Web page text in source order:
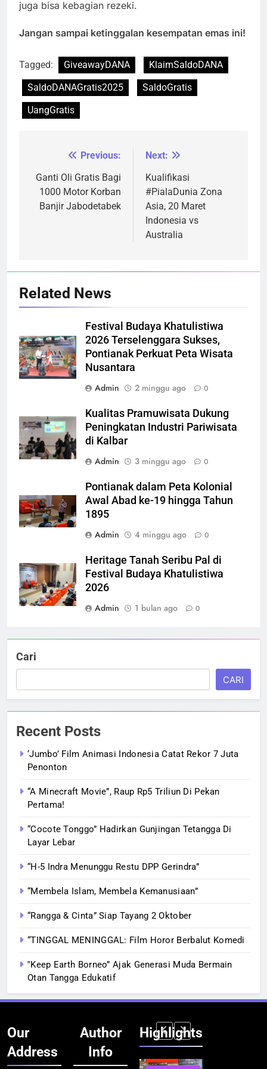
juga bisa kebagian rezeki.
Jangan sampai ketinggalan kesempatan emas ini!
Tagged: GiveawayDANA
KlaimSaldoDANA
SaldoDANAGratis2025
SaldoGratis
UangGratis
Navigasi
pos
Previous:
Ganti Oli Gratis Bagi
1000 Motor Korban
Banjir Jabodetabek
Next:
Kualifikasi
#PialaDunia Zona
Asia, 20 Maret
Indonesia vs
Australia
Related News
Festival Budaya Khatulistiwa
2026 Terselenggara Sukses,
Pontianak Perkuat Peta Wisata
Nusantara
Admin
2 minggu ago 0
Kualitas Pramuwisata Dukung
Peningkatan Industri Pariwisata
di Kalbar
Admin
3 minggu ago 0
Pontianak dalam Peta Kolonial
Awal Abad ke-19 hingga Tahun
1895
Admin
4 minggu ago 0
Heritage Tanah Seribu Pal di
Festival Budaya Khatulistiwa
2026
Admin
1 bulan ago 0
Cari
CARI
Recent Posts
‘Jumbo’ Film Animasi Indonesia Catat Rekor 7 Juta
Penonton
“A Minecraft Movie”, Raup Rp5 Triliun Di Pekan
Pertama!
“Cocote Tonggo” Hadirkan Gunjingan Tetangga Di
Layar Lebar
“H-5 Indra Menunggu Restu DPP Gerindra”
“Membela Islam, Membela Kemanusiaan”
“Rangga & Cinta” Siap Tayang 2 Oktober
“TINGGAL MENINGGAL: Film Horor Berbalut Komedi
‟Keep Earth Borneo” Ajak Generasi Muda Bermain
Otan Tangga Edukatif
Our
Address
Author
Info
Highlights
BERITA